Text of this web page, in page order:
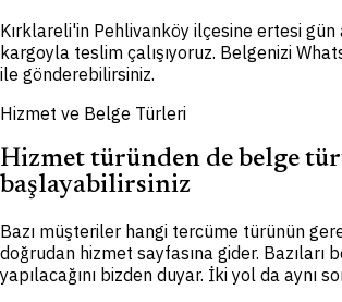
Kırklareli'in Pehlivanköy ilçesine ertesi gün
kargoyla teslim çalışıyoruz. Belgenizi
ile gönderebilirsiniz.
Hizmet ve Belge Türleri
Hizmet türünden de belge
başlayabilirsiniz
Bazı müşteriler hangi tercüme türünün
doğrudan hizmet sayfasına gider. Bazıları
yapılacağını bizden duyar. İki yol da aynı